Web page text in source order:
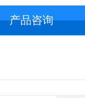
产品咨询